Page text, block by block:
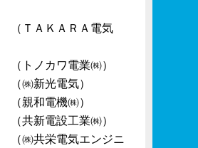
ＴＡＫＡＲＡ電気
トノカワ電業㈱）
㈱新光電気）
親和電機㈱）
新電設工業㈱）
㈱共栄電気エンジニ